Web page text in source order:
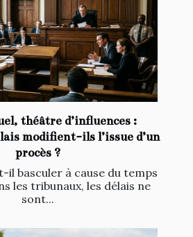
théâtre d’influences :
modifient-ils l’issue d’un
procès ?
il basculer à cause du temps
les tribunaux, les délais ne
sont...